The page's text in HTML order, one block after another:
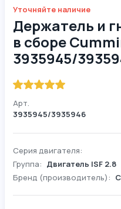
Уточняйте наличие
Держатель и
в сборе
3935945/
Арт.
3935945/3935946
Серия двигателя:
Группа: Двигатель ISF 2.8
Бренд (производитель):